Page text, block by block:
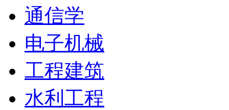
通信学
电子机械
工程建筑
水利工程